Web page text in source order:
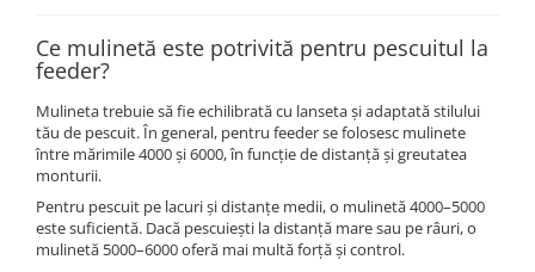
Ce mulinetă este potrivită pentru pescuitul la
feeder?
Mulineta trebuie să fie echilibrată cu lanseta și adaptată stilului
tău de pescuit. În general, pentru feeder se folosesc mulinete
între mărimile 4000 și 6000, în funcție de distanță și greutatea
monturii.
Pentru pescuit pe lacuri și distanțe medii, o mulinetă 4000–5000
este suficientă. Dacă pescuiești la distanță mare sau pe râuri, o
mulinetă 5000–6000 oferă mai multă forță și control.